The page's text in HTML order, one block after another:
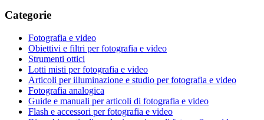
Categorie
Fotografia e video
Obiettivi e filtri per fotografia e video
Strumenti ottici
Lotti misti per fotografia e video
Articoli per illuminazione e studio per fotografia e video
Fotografia analogica
Guide e manuali per articoli di fotografia e video
Flash e accessori per fotografia e video